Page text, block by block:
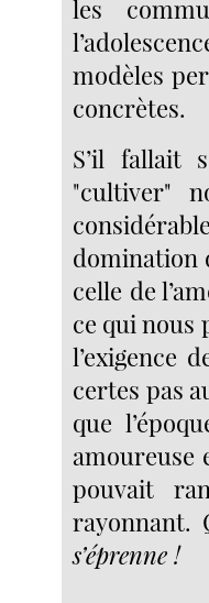
les
modèles
concrètes.
S’il fallait
"cultiver"
domination
celle de
ce qui nous
l’exigence
certes pas
que
amoureuse
pouvait
rayonnant.
s’éprenne !